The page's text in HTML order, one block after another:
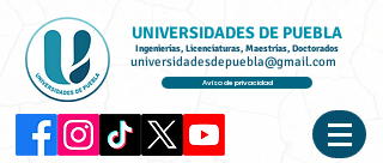
UNIVERSIDADES DE PUEBLA
Ingenierías, Licenciaturas, Maestrías, Doctorados
universidadesdepuebla@gmail.com
Aviso de privacidad